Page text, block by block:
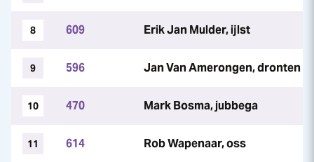
8 609 Erik Jan Mulder, ijlst
9 596 Jan Van Amerongen, dronten
10 470 Mark Bosma, jubbega
11 614 Rob Wapenaar, oss